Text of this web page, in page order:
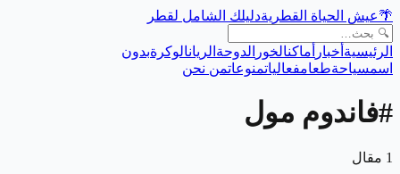
🌴عيش الحياة القطريةدليلك الشامل لقطر
الرئيسية أخبار أماكنالخور الدوحة الريانالوكرةبدون
اسمسياحةطعامفعالياتمنوعاتمن نحن
#فاندوم مول
1 مقال